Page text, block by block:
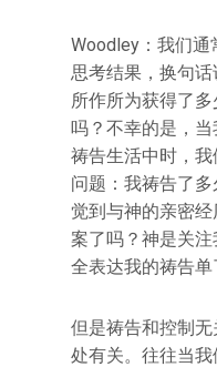
Woodley：我们
思考结果，换句
所作所为获得了
吗？不幸的是，
祷告生活中时，
问题：我祷告了
觉到与神的亲密
案了吗？神是关
全表达我的祷告单
但是祷告和控制
处有关。往往当我